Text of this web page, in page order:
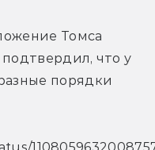
Томса
что у
порядки